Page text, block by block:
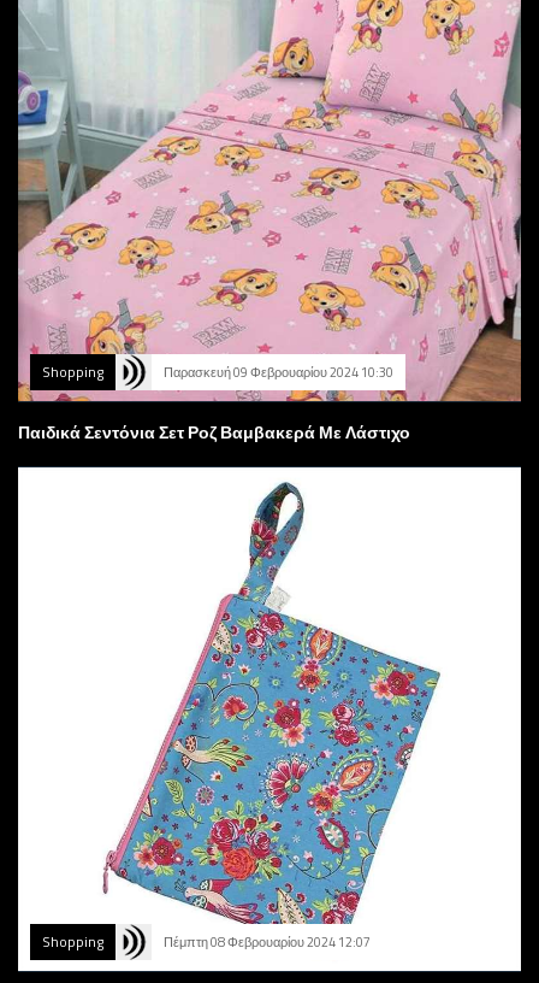
Shopping Παρασκευή 09 Φεβρουαρίου 2024 10:30
Παιδικά Σεντόνια Σετ Ροζ Βαμβακερά Με Λάστιχο
Shopping Πέμπτη 08 Φεβρουαρίου 2024 12:07